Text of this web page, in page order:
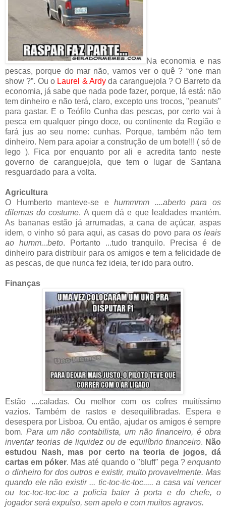
Na economia e nas
pescas, porque do mar não, vamos ver o quê ? “one man
show ?”. Ou o Laurel & Ardy da caranguejola ?O Barreto da
economia, já sabe que nada pode fazer, porque, lá está: não
tem dinheiro e não terá, claro, excepto uns trocos, "peanuts"
para gastar. E o Teófilo Cunha das pescas, por certo vai à
pesca em qualquer pingo doce, ou continente da Região e
fará jus ao seu nome: cunhas. Porque, também não tem
dinheiro. Nem para apoiar a construção de um bote!!! ( só de
lego ). Fica por enquanto por ali e acredita tanto neste
governo de caranguejola, que tem o lugar de Santana
resguardado para a volta.
Agricultura
O Humberto manteve-se ehummmm ....aberto para os
dilemas do costume. A quem dá e que lealdades mantém.
As bananas estão já arrumadas, a cana de açúcar, aspas
idem, o vinho só para aqui, as casas do povo para os leais
ao humm...beto. Portanto ...tudo tranquilo. Precisa é de
dinheiro para distribuir para os amigos e tem a felicidade de
as pescas, de que nunca fez ideia, ter ido para outro.
Finanças
Estão ....caladas. Ou melhor com os cofres muitíssimo
vazios. Também de rastos e desequilibradas. Espera e
desespera por Lisboa. Ou então, ajudar os amigos é sempre
bom. Para um não contabilista, um não financeiro, é obra
inventar teorias de liquidez ou de equilíbrio financeiro. Não
estudou Nash, mas por certo na teoria de jogos, dá
cartas em póker. Mas até quando o "bluff" pega ?enquanto
o dinheiro for dos outros e existir, muito provavelmente. Mas
quando ele não existir ... tic-toc-tic-toc..... a casa vai vencer
ou toc-toc-toc-toc a policia bater à porta e do chefe, o
jogador será expulso, sem apelo e com muitos agravos.